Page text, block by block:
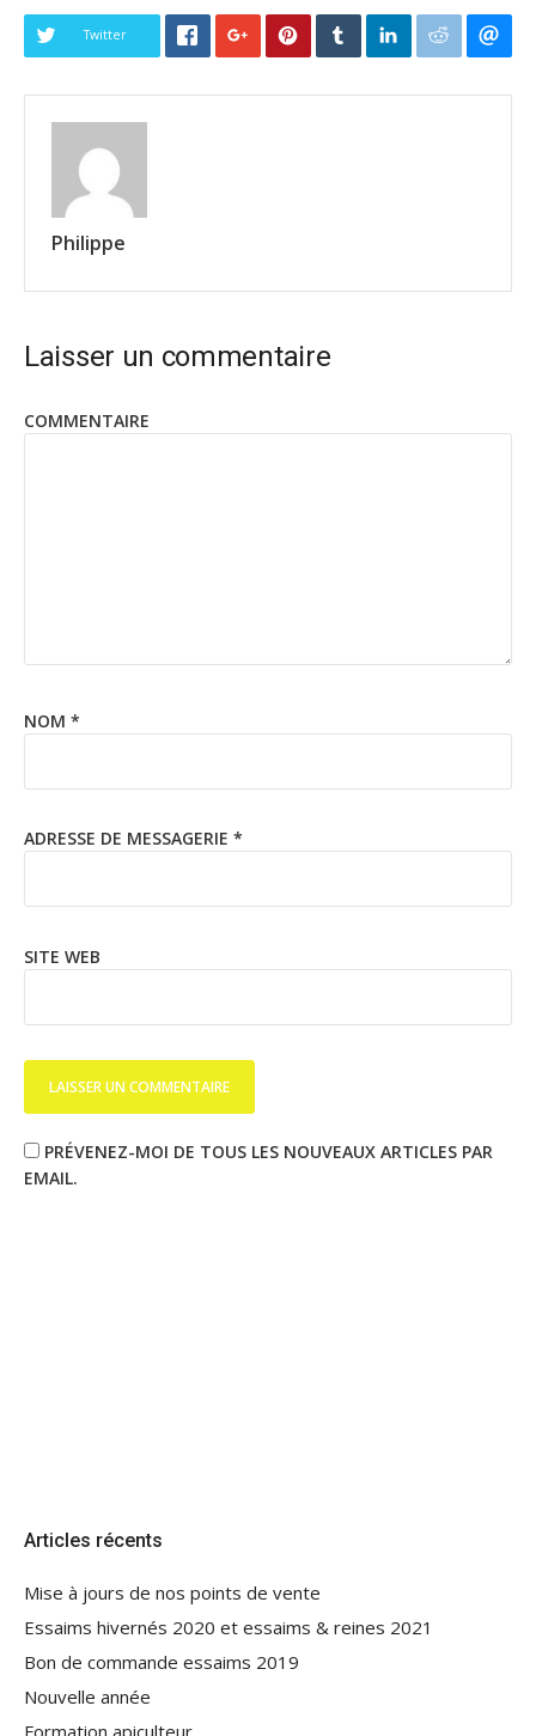
Twitter
Philippe
Laisser un commentaire
COMMENTAIRE
NOM *
ADRESSE DE MESSAGERIE *
SITE WEB
PRÉVENEZ-MOI DE TOUS LES NOUVEAUX ARTICLES PAR
EMAIL.
Articles récents
Mise à jours de nos points de vente
Essaims hivernés 2020 et essaims & reines 2021
Bon de commande essaims 2019
Nouvelle année